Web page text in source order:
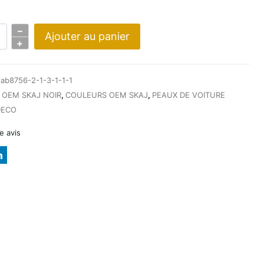
–
+
Ajouter au panier
2-1-3-1-1-1
OEM SKAJ NOIR, COULEURS OEM SKAJ, PEAUX DE VOITURE
avis